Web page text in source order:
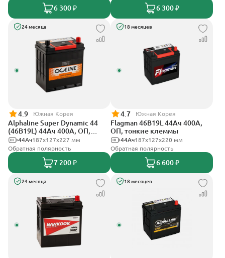
6 300 ₽ 6 300 ₽
24 месяца
4.9 Южная Корея
Alphaline Super Dynamic 44
(46B19L) 44Ач 400А, ОП,
тонкие клеммы
187х127х227 мм
44Ач
Обратная полярность
7 200 ₽
18 месяцев
4.7 Южная Корея
Flagman 46B19L 44Ач 400А,
ОП, тонкие клеммы
187x127x220 мм
44Ач
Обратная полярность
6 600 ₽
24 месяца 18 месяцев